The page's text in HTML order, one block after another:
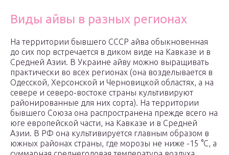
Виды айвы в разных регионах
На территории бывшего СССР айва обыкновенная
до сих пор встречается в диком виде на Кавказе и в
Средней Азии. В Украине айву можно выращивать
практически во всех регионах (она возделывается в
Одесской, Херсонской и Черновицкой областях, а на
севере и северо-востоке страны культивируют
районированные для них сорта). На территории
бывшего Союза она распространена прежде всего на
юге европейской части, на Кавказе и в Средней
Азии. В РФ она культивируется главным образом в
южных районах страны, где морозы не ниже -15 °С, а